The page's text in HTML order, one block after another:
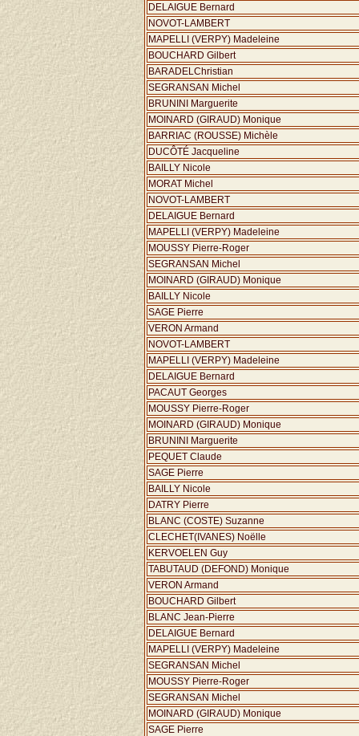
DELAIGUE Bernard
NOVOT-LAMBERT
MAPELLI (VERPY) Madeleine
BOUCHARD Gilbert
BARADELChristian
SEGRANSAN Michel
BRUNINI Marguerite
MOINARD (GIRAUD) Monique
BARRIAC (ROUSSE) Michèle
DUCÔTÉ Jacqueline
BAILLY Nicole
MORAT Michel
NOVOT-LAMBERT
DELAIGUE Bernard
MAPELLI (VERPY) Madeleine
MOUSSY Pierre-Roger
SEGRANSAN Michel
MOINARD (GIRAUD) Monique
BAILLY Nicole
SAGE Pierre
VERON Armand
NOVOT-LAMBERT
MAPELLI (VERPY) Madeleine
DELAIGUE Bernard
PACAUT Georges
MOUSSY Pierre-Roger
MOINARD (GIRAUD) Monique
BRUNINI Marguerite
PEQUET Claude
SAGE Pierre
BAILLY Nicole
DATRY Pierre
BLANC (COSTE) Suzanne
CLECHET(IVANES) Noëlle
KERVOELEN Guy
TABUTAUD (DEFOND) Monique
VERON Armand
BOUCHARD Gilbert
BLANC Jean-Pierre
DELAIGUE Bernard
MAPELLI (VERPY) Madeleine
SEGRANSAN Michel
MOUSSY Pierre-Roger
SEGRANSAN Michel
MOINARD (GIRAUD) Monique
SAGE Pierre